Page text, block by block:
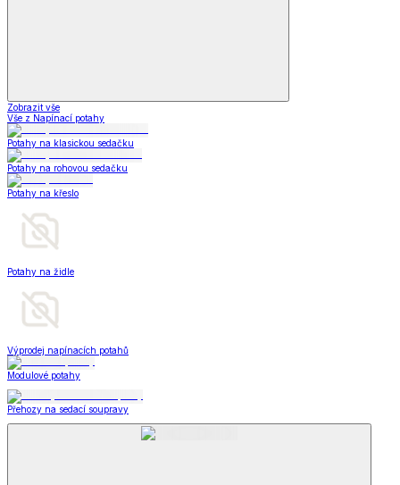
Zobrazit vše
Vše z Napínací potahy
Potahy na klasickou sedačku
Potahy na rohovou sedačku
Potahy na křeslo
Potahy na židle
Výprodej napínacích potahů
Modulové potahy
Přehozy na sedací soupravy